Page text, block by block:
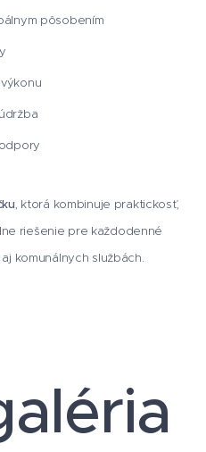
pôsobením
, ktorá kombinuje praktickosť,
riešenie pre každodenné
komunálnych službách.